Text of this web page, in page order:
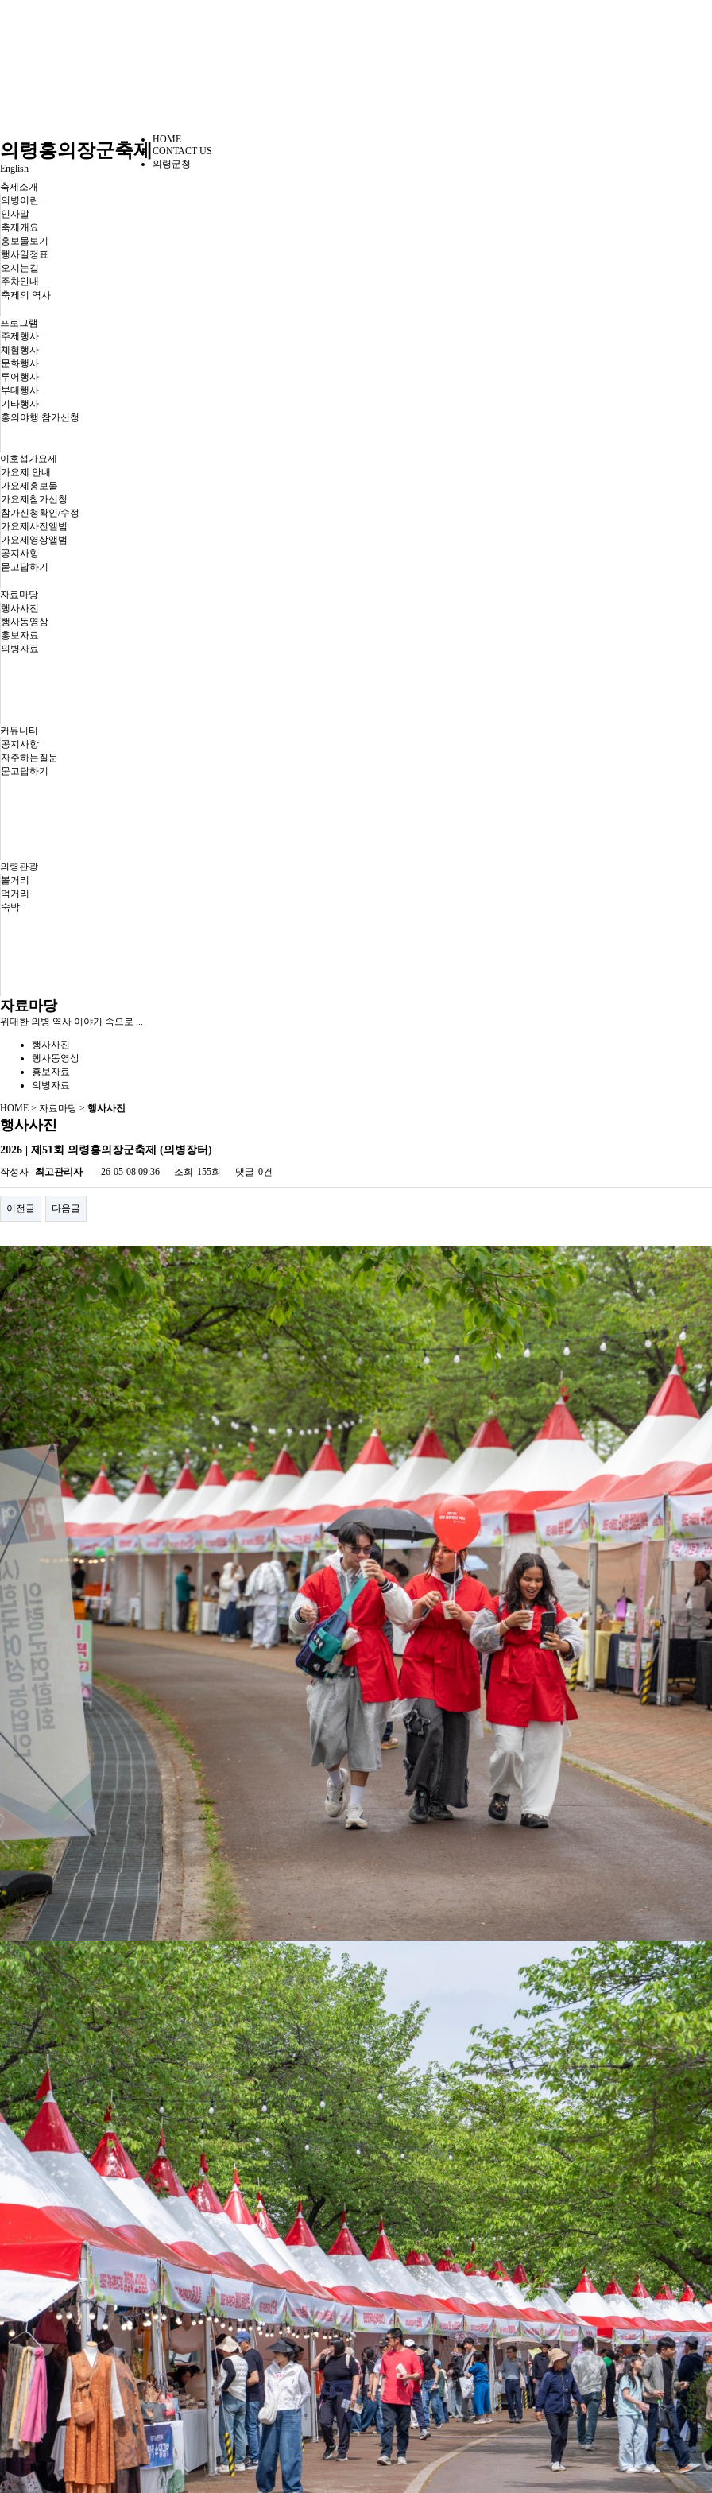
의령홍의장군축제
English
HOME
CONTACT US
의령군청
축제소개
의병이란
인사말
축제개요
홍보물보기
행사일정표
오시는길
주차안내
축제의 역사
프로그램
주제행사
체험행사
문화행사
투어행사
부대행사
기타행사
홍의야행 참가신청
이호섭가요제
가요제 안내
가요제홍보물
가요제참가신청
참가신청확인/수정
가요제사진앨범
가요제영상앨범
공지사항
묻고답하기
자료마당
행사사진
행사동영상
홍보자료
의병자료
커뮤니티
공지사항
자주하는질문
묻고답하기
의령관광
볼거리
먹거리
숙박
자료마당
위대한 의병 역사 이야기 속으로 ...
행사사진
행사동영상
홍보자료
의병자료
HOME > 자료마당 > 행사사진
행사사진
2026 | 제51회 의령홍의장군축제 (의병장터)
작성자 최고관리자 26-05-08 09:36 조회 155회 댓글 0건
이전글 다음글